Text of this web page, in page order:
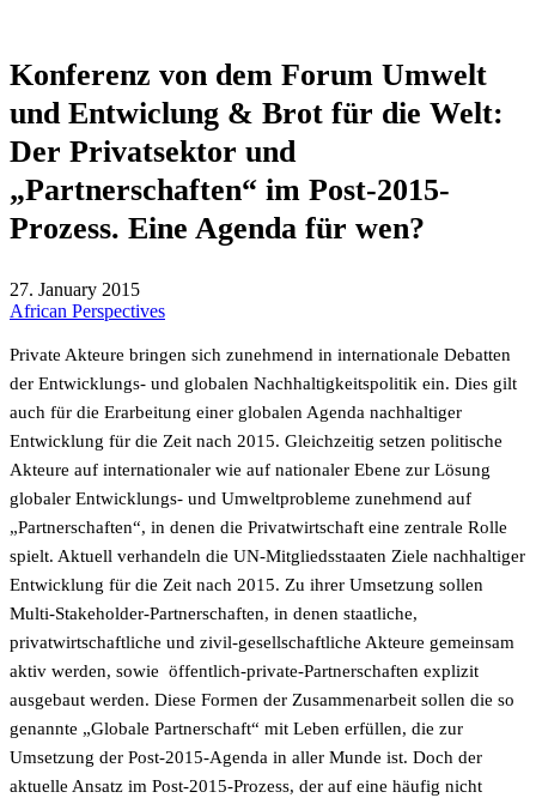
Konferenz von dem Forum Umwelt
und Entwiclung & Brot für die Welt:
Der Privatsektor und
„Partnerschaften“ im Post-2015-
Prozess. Eine Agenda für wen?
27. January 2015
African Perspectives
Private Akteure bringen sich zunehmend in internationale Debatten
der Entwicklungs- und globalen Nachhaltigkeitspolitik ein. Dies gilt
auch für die Erarbeitung einer globalen Agenda nachhaltiger
Entwicklung für die Zeit nach 2015. Gleichzeitig setzen politische
Akteure auf internationaler wie auf nationaler Ebene zur Lösung
globaler Entwicklungs- und Umweltprobleme zunehmend auf
„Partnerschaften“, in denen die Privatwirtschaft eine zentrale Rolle
spielt. Aktuell verhandeln die UN-Mitgliedsstaaten Ziele nachhaltiger
Entwicklung für die Zeit nach 2015. Zu ihrer Umsetzung sollen
Multi-Stakeholder-Partnerschaften, in denen staatliche,
privatwirtschaftliche und zivil-gesellschaftliche Akteure gemeinsam
aktiv werden, sowie öffentlich-private-Partnerschaften explizit
ausgebaut werden. Diese Formen der Zusammenarbeit sollen die so
genannte „Globale Partnerschaft“ mit Leben erfüllen, die zur
Umsetzung der Post-2015-Agenda in aller Munde ist. Doch der
aktuelle Ansatz im Post-2015-Prozess, der auf eine häufig nicht